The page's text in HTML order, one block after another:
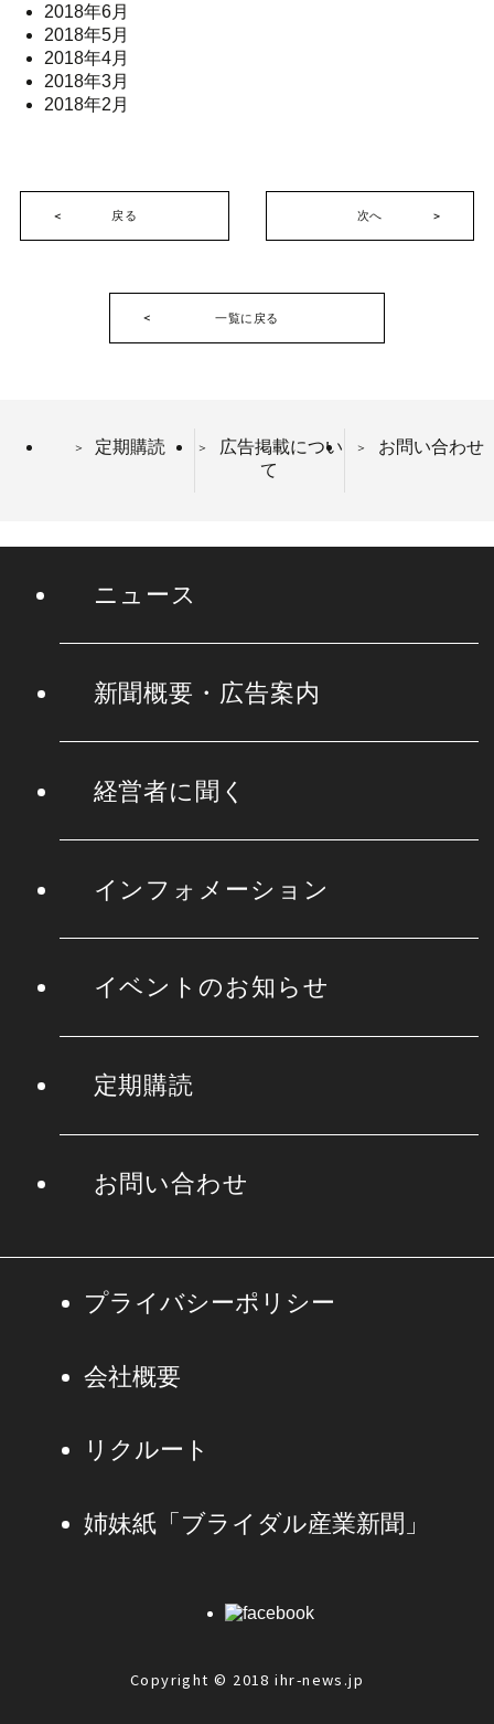
2018年6月
2018年5月
2018年4月
2018年3月
2018年2月
戻る 次へ
一覧に戻る
定期購読
広告掲載につい
て
お問い合わせ
ニュース
新聞概要・広告案内
経営者に聞く
インフォメーション
イベントのお知らせ
定期購読
お問い合わせ
プライバシーポリシー
会社概要
リクルート
姉妹紙「ブライダル産業新聞」
Copyright © 2018 ihr-news.jp